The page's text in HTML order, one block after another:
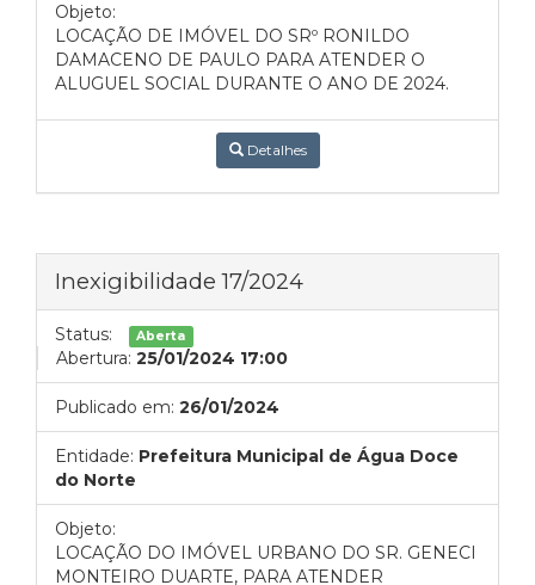
Objeto:
LOCAÇÃO DE IMÓVEL DO SRº RONILDO
DAMACENO DE PAULO PARA ATENDER O
ALUGUEL SOCIAL DURANTE O ANO DE 2024.
Detalhes
Inexigibilidade 17/2024
Status: Aberta
Abertura: 25/01/2024 17:00
Publicado em: 26/01/2024
Entidade: Prefeitura Municipal de Água Doce
do Norte
Objeto:
LOCAÇÃO DO IMÓVEL URBANO DO SR. GENECI
MONTEIRO DUARTE, PARA ATENDER